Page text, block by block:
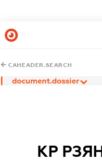
CAHEADER.SEARCH
document.dossier
КР